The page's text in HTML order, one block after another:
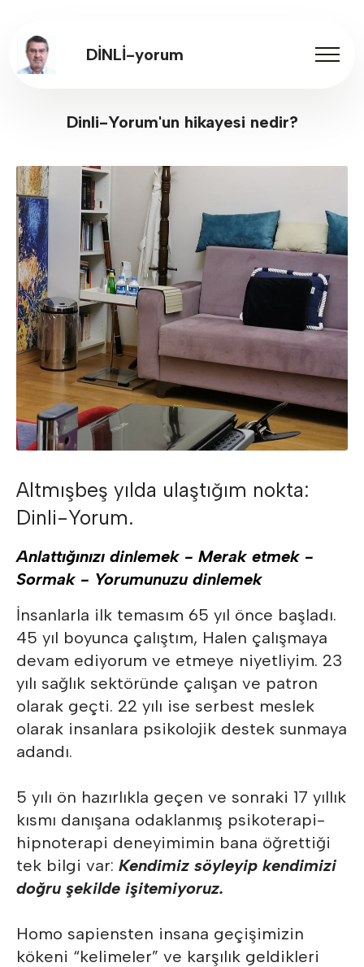
DİNLİ-yorum
Dinli-Yorum'un hikayesi nedir?
Altmışbeş yılda ulaştığım nokta:
Dinli-Yorum.
Anlattığınızı dinlemek - Merak etmek -
Sormak - Yorumunuzu dinlemek
İnsanlarla ilk temasım 65 yıl önce başladı.
45 yıl boyunca çalıştım, Halen çalışmaya
devam ediyorum ve etmeye niyetliyim. 23
yılı sağlık sektöründe çalışan ve patron
olarak geçti. 22 yılı ise serbest meslek
olarak insanlara psikolojik destek sunmaya
adandı.
5 yılı ön hazırlıkla geçen ve sonraki 17 yıllık
kısmı danışana odaklanmış psikoterapi-
hipnoterapi deneyimimin bana öğrettiği
tek bilgi var: Kendimiz söyleyip kendimizi
doğru şekilde işitemiyoruz.
Homo sapiensten insana geçişimizin
kökeni “kelimeler” ve karşılık geldikleri